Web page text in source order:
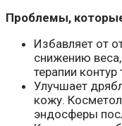
Проблемы,
Избавляет от
снижению
терапии
Улучшает
кожу.
эндосферы